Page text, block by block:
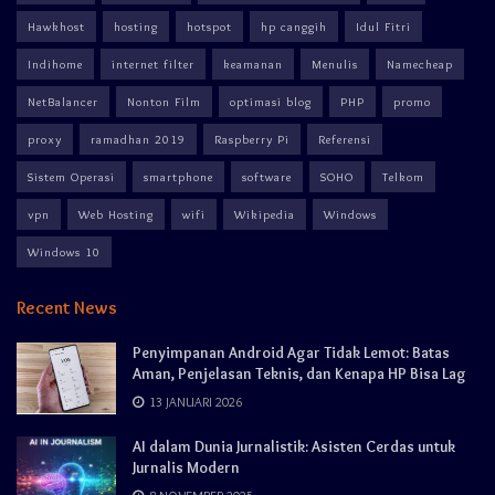
Hawkhost hosting hotspot hp canggih Idul Fitri
Indihome internet filter keamanan Menulis Namecheap
NetBalancer Nonton Film optimasi blog PHP promo
proxy ramadhan 2019 Raspberry Pi Referensi
Sistem Operasi smartphone software SOHO Telkom
vpn Web Hosting wifi Wikipedia Windows
Windows 10
Recent News
Penyimpanan Android Agar Tidak Lemot: Batas
Aman, Penjelasan Teknis, dan Kenapa HP Bisa Lag
13 JANUARI 2026
AI dalam Dunia Jurnalistik: Asisten Cerdas untuk
Jurnalis Modern